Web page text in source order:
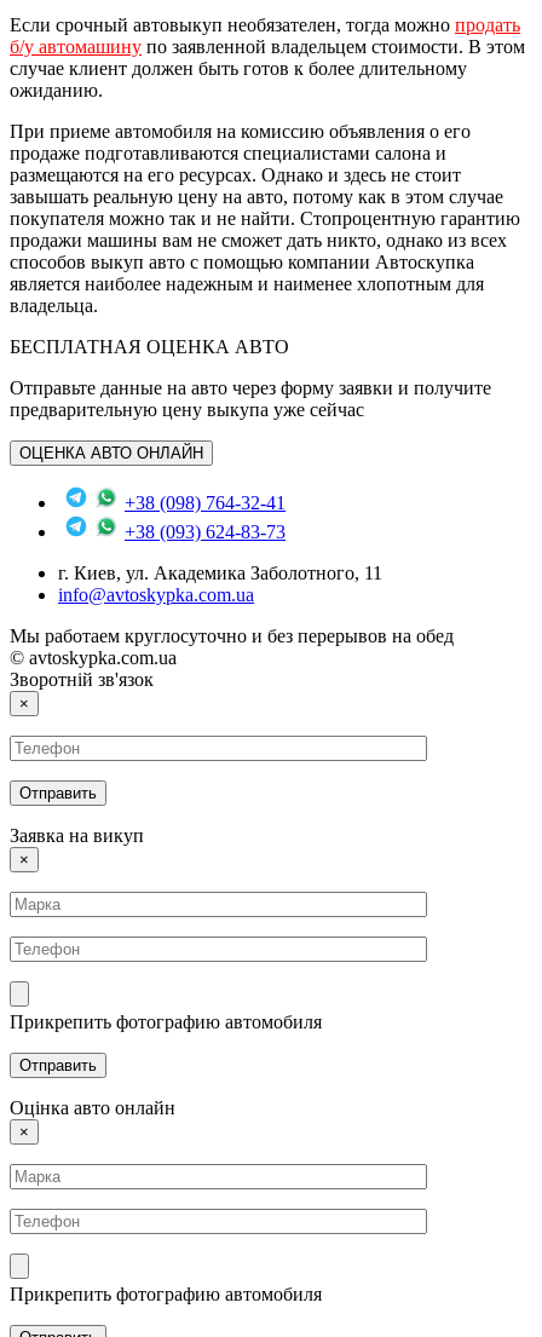
Если срочный автовыкуп необязателен, тогда можно продать
б/у автомашину по заявленной владельцем стоимости. В этом
случае клиент должен быть готов к более длительному
ожиданию.
При приеме автомобиля на комиссию объявления о его
продаже подготавливаются специалистами салона и
размещаются на его ресурсах. Однако и здесь не стоит
завышать реальную цену на авто, потому как в этом случае
покупателя можно так и не найти. Стопроцентную гарантию
продажи машины вам не сможет дать никто, однако из всех
способов выкуп авто с помощью компании Автоскупка
является наиболее надежным и наименее хлопотным для
владельца.
БЕСПЛАТНАЯ ОЦЕНКА АВТО
Отправьте данные на авто через форму заявки и получите
предварительную цену выкупа уже сейчас
ОЦЕНКА АВТО ОНЛАЙН
+38 (098) 764-32-41
+38 (093) 624-83-73
г. Киев, ул. Академика Заболотного, 11
info@avtoskypka.com.ua
Мы работаем круглосуточно и без перерывов на обед
© avtoskypka.com.ua
Зворотній зв'язок
×
Заявка на викуп
×
Прикрепить фотографию автомобиля
Оцінка авто онлайн
×
Прикрепить фотографию автомобиля